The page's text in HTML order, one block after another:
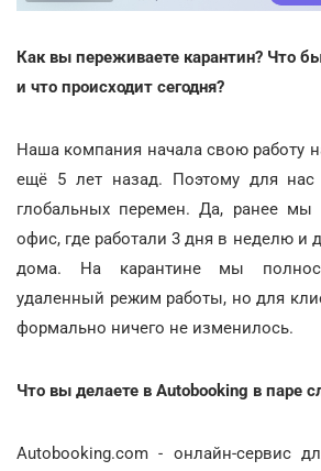
Как вы переживаете карантин? Что
и что происходит сегодня?
Наша компания начала свою работу
ещё 5 лет назад. Поэтому для
глобальных перемен. Да, ранее мы
офис, где работали 3 дня в неделю и
дома. На карантине мы
удаленный режим работы, но для
формально ничего не изменилось.
Что вы делаете в Autobooking в паре
Autobooking.com - онлайн-сервис